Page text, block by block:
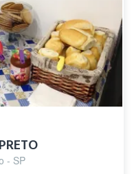
- SP